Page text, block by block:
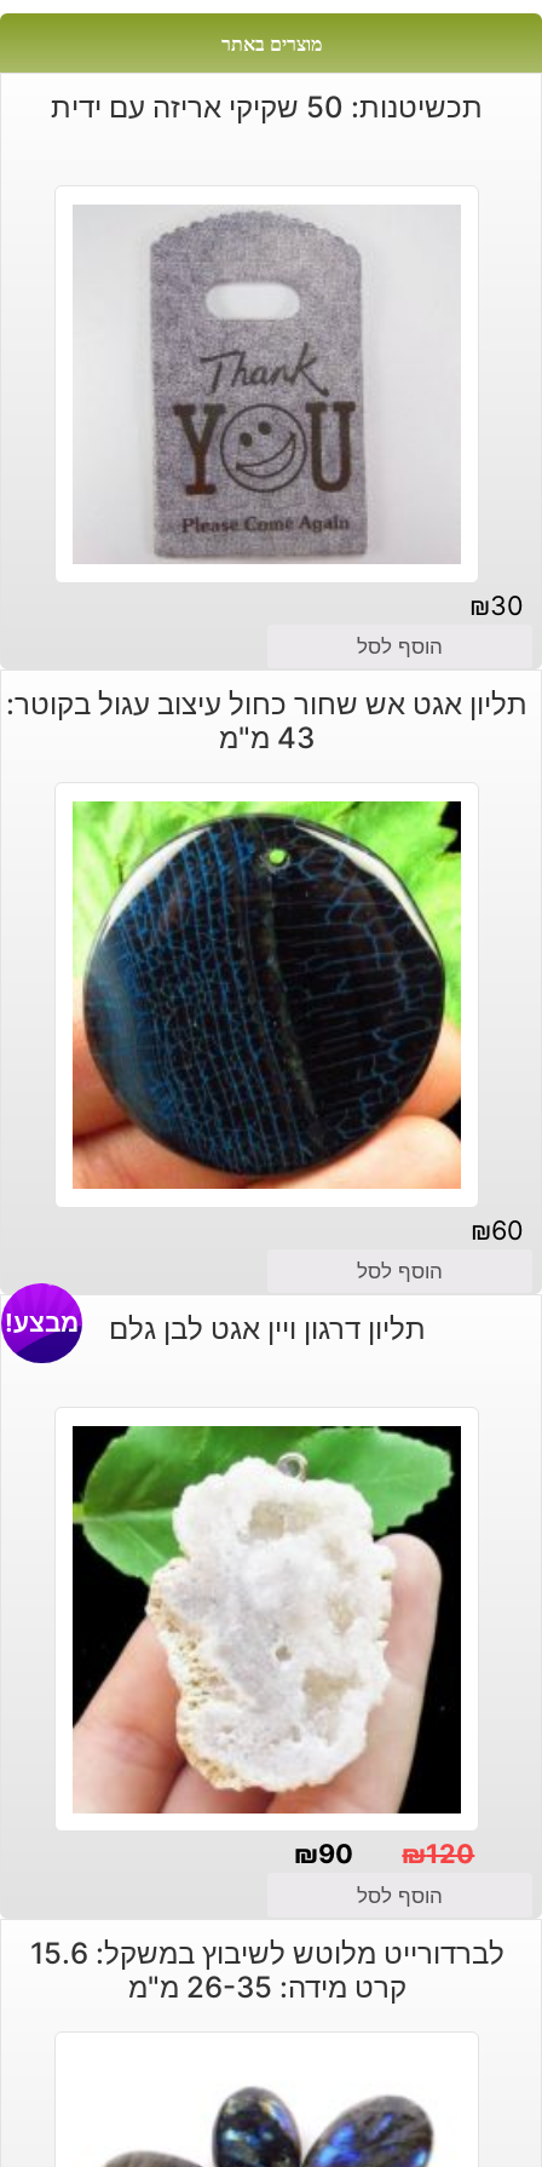
מוצרים באתר
תכשיטנות: 50 שקיקי אריזה עם ידית
₪30
הוסף לסל
תליון אגט אש שחור כחול עיצוב עגול בקוטר:
43 מ"מ
₪60
הוסף לסל
תליון דרגון ויין אגט לבן גלם מבצע!
₪120
המקורי
היה:
₪90
הנוכחי
הוא:
הוסף לסל
לברדורייט מלוטש לשיבוץ במשקל: 15.6
קרט מידה: 26-35 מ"מ